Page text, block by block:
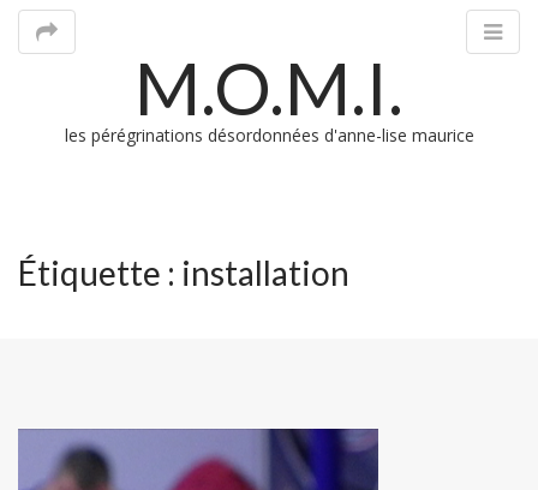
M.O.M.I.
les pérégrinations désordonnées d'anne-lise maurice
Étiquette : installation